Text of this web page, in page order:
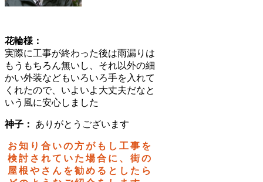
花輪様：
実際に工事が終わった後は雨漏りは
もうもちろん無いし、それ以外の細
かい外装などもいろいろ手を入れて
くれたので、いよいよ大丈夫だなと
いう風に安心しました
神子： ありがとうございます
お知り合いの方がもし工事を
検討されていた場合に、街の
屋根やさんを勧めるとしたら